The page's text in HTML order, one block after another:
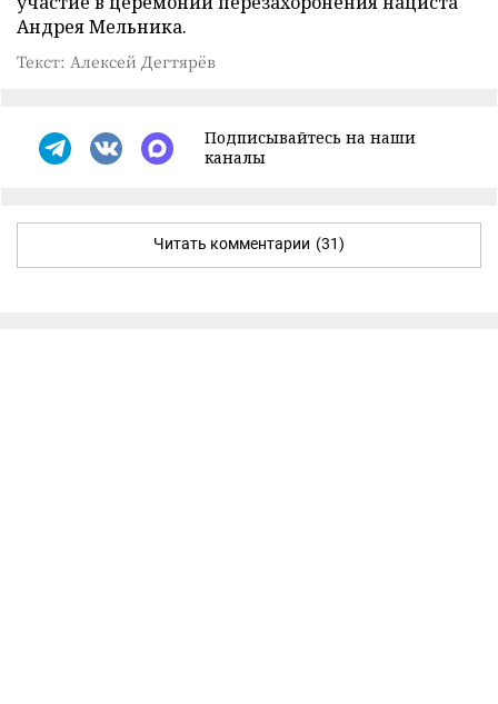
Андрея Мельника.
Текст: Алексей Дегтярёв
Подписывайтесь на наши
каналы
Читать комментарии (31)